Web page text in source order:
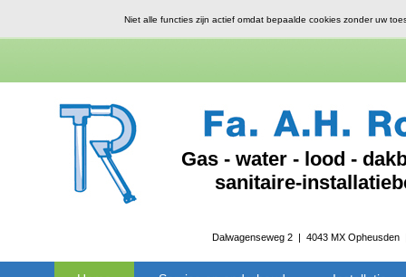
Niet alle functies zijn actief omdat bepaalde cookies zonder uw
Gas - water - lood -
sanitaire-
Dalwagenseweg 2 | 4043 MX